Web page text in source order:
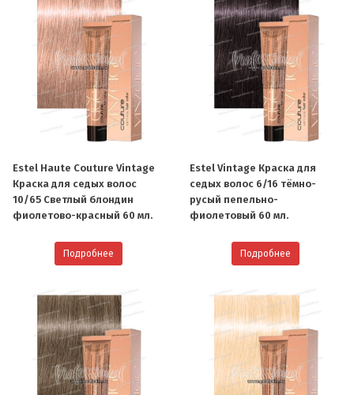
Estel Haute Couture Vintage
Краска для седых волос
10/65 Светлый блондин
фиолетово-красный 60 мл.
Подробнее
Estel Vintage Краска для
седых волос 6/16 тёмно-
русый пепельно-
фиолетовый 60 мл.
Подробнее